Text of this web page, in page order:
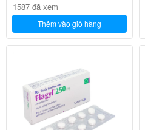
1587 đã xem
Thêm vào giỏ hàng